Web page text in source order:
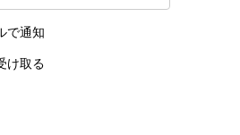
で通知
け取る